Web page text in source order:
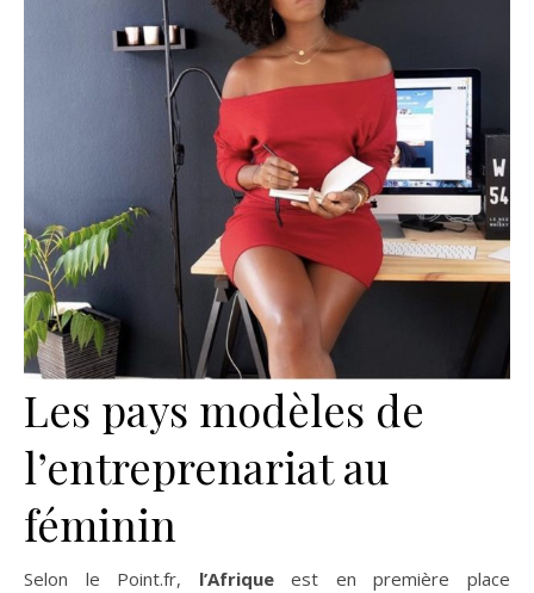
Les pays modèles de
l’entreprenariat au
féminin
Selon le Point.fr, l’Afriqueest en première place